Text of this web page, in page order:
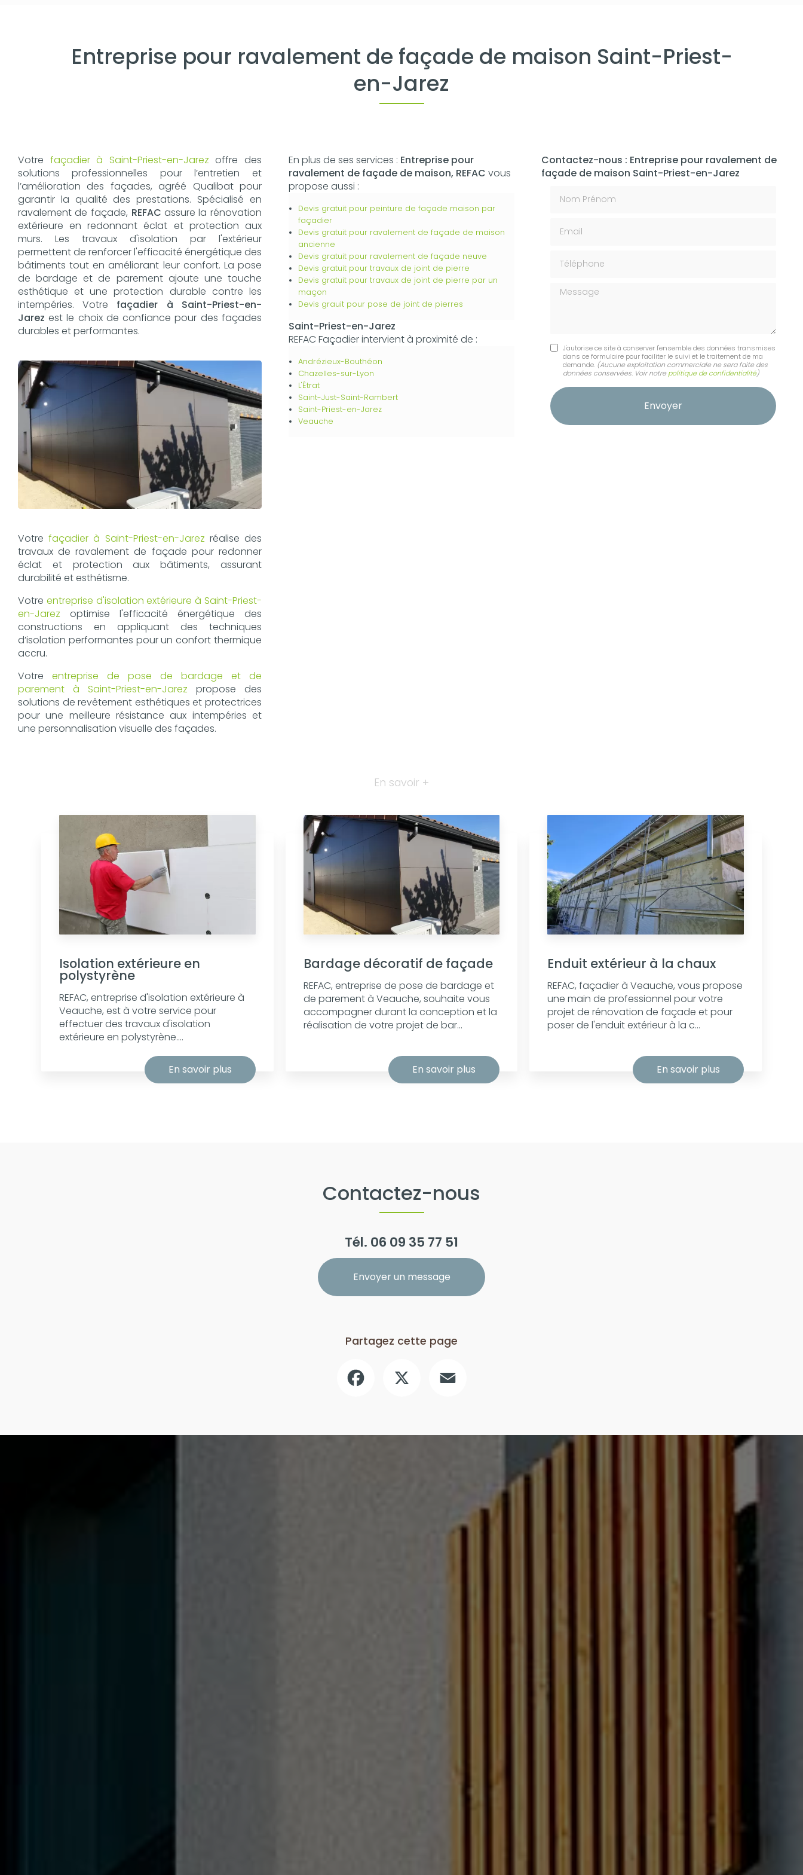
Entreprise pour ravalement de façade de maison Saint-Priest-
en-Jarez
Votre façadier à Saint-Priest-en-Jarez offre des
solutions professionnelles pour l’entretien et
l’amélioration des façades, agréé Qualibat pour
garantir la qualité des prestations. Spécialisé en
ravalement de façade, REFAC assure la rénovation
extérieure en redonnant éclat et protection aux
murs. Les travaux d'isolation par l'extérieur
permettent de renforcer l'efficacité énergétique des
bâtiments tout en améliorant leur confort. La pose
de bardage et de parement ajoute une touche
esthétique et une protection durable contre les
intempéries. Votre façadier à Saint-Priest-en-
Jarez est le choix de confiance pour des façades
durables et performantes.
Votrefaçadier à Saint-Priest-en-Jarez réalise des
travaux de ravalement de façade pour redonner
éclat et protection aux bâtiments, assurant
durabilité et esthétisme.
Votre entreprise d'isolation extérieure à Saint-Priest-
en-Jarez optimise l'efficacité énergétique des
constructions en appliquant des techniques
d’isolation performantes pour un confort thermique
accru.
Votre entreprise de pose de bardage et de
parement à Saint-Priest-en-Jarez propose des
solutions de revêtement esthétiques et protectrices
pour une meilleure résistance aux intempéries et
une personnalisation visuelle des façades.
En plus de ses services : Entreprise pour
ravalement de façade de maison, REFAC vous
propose aussi :
Devis gratuit pour peinture de façade maison par
façadier
Devis gratuit pour ravalement de façade de maison
ancienne
Devis gratuit pour ravalement de façade neuve
Devis gratuit pour travaux de joint de pierre
Devis gratuit pour travaux de joint de pierre par un
maçon
Devis grauit pour pose de joint de pierres
Saint-Priest-en-Jarez
REFAC Façadier intervient à proximité de :
Andrézieux-Bouthéon
Chazelles-sur-Lyon
L'Étrat
Saint-Just-Saint-Rambert
Saint-Priest-en-Jarez
Veauche
Contactez-nous : Entreprise pour ravalement de
façade de maison Saint-Priest-en-Jarez
Message
J'autorise ce site à conserver l'ensemble des données transmises
dans ce formulaire pour faciliter le suivi et le traitement de ma
demande. (Aucune exploitation commerciale ne sera faite des
données conservées. Voir notre politique de confidentialité)
En savoir +
Isolation extérieure en
polystyrène
REFAC, entreprise d'isolation extérieure à
Veauche, est à votre service pour
effectuer des travaux d'isolation
extérieure en polystyrène....
En savoir plus
Bardage décoratif de façade
REFAC, entreprise de pose de bardage et
de parement à Veauche, souhaite vous
accompagner durant la conception et la
réalisation de votre projet de bar...
En savoir plus
Enduit extérieur à la chaux
REFAC, façadier à Veauche, vous propose
une main de professionnel pour votre
projet de rénovation de façade et pour
poser de l'enduit extérieur à la c...
En savoir plus
Contactez-nous
Tél. 06 09 35 77 51
Envoyer un message
Partagez cette page